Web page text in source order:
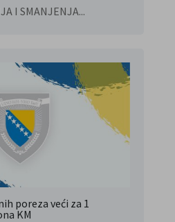
I SMANJENJA...
poreza veći za 1
KM